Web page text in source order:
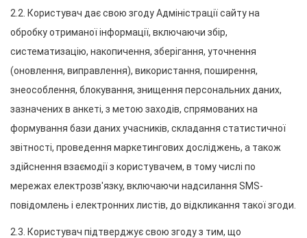
2.2. Користувач дає свою згоду Адміністрації сайту на
обробку отриманої інформації, включаючи збір,
систематизацію, накопичення, зберігання, уточнення
(оновлення, виправлення), використання, поширення,
знеособлення, блокування, знищення персональних даних,
зазначених в анкеті, з метою заходів, спрямованих на
формування бази даних учасників, складання статистичної
звітності, проведення маркетингових досліджень, а також
здійснення взаємодії з користувачем, в тому числі по
мережах електрозв'язку, включаючи надсилання SMS-
повідомлень і електронних листів, до відкликання такої згоди.
2.3. Користувач підтверджує свою згоду з тим, що